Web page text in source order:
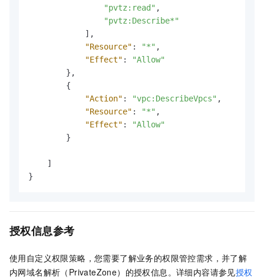
"pvtz:read" ,
"pvtz:Describe*"
] ,
"Resource" : "*" ,
"Effect" :
"Allow"
} ,
{
"Action" : "vpc:DescribeVpcs" ,
"Resource" : "*" ,
"Effect" :
"Allow"
}
]
}
授权信息参考
使用自定义权限策略，您需要了解业务的权限管控需求，并了解
内网域名解析（PrivateZone）的授权信息。详细内容请参见授权